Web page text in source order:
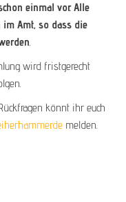
einmal vor. Alle
Amt, so dass die
.
wird fristgerecht
könnt ihr euch
melden.